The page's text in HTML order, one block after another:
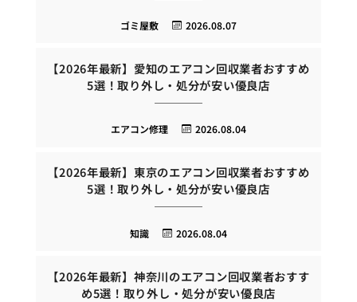
2026.08.07
ゴミ屋敷
【2026年最新】愛知のエアコン回収業者おすすめ
5選！取り外し・処分が安い優良店
2026.08.04
エアコン修理
【2026年最新】東京のエアコン回収業者おすすめ
5選！取り外し・処分が安い優良店
2026.08.04
知識
【2026年最新】神奈川のエアコン回収業者おすす
め5選！取り外し・処分が安い優良店